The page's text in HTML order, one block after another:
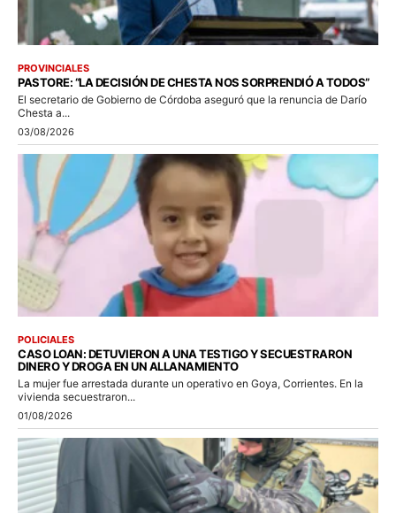
PROVINCIALES
PASTORE: “LA DECISIÓN DE CHESTA NOS SORPRENDIÓ A TODOS”
El secretario de Gobierno de Córdoba aseguró que la renuncia de Darío
Chesta a...
03/08/2026
POLICIALES
CASO LOAN: DETUVIERON A UNA TESTIGO Y SECUESTRARON
DINERO Y DROGA EN UN ALLANAMIENTO
La mujer fue arrestada durante un operativo en Goya, Corrientes. En la
vivienda secuestraron...
01/08/2026